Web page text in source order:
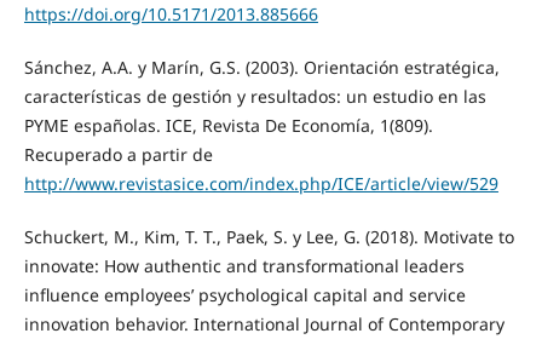
https://doi.org/10.5171/2013.885666
Sánchez, A.A. y Marín, G.S. (2003). Orientación estratégica,
características de gestión y resultados: un estudio en las
PYME españolas. ICE, Revista De Economía, 1(809).
Recuperado a partir de
http://www.revistasice.com/index.php/ICE/article/view/529
Schuckert, M., Kim, T. T., Paek, S. y Lee, G. (2018). Motivate to
innovate: How authentic and transformational leaders
influence employees’ psychological capital and service
innovation behavior. International Journal of Contemporary